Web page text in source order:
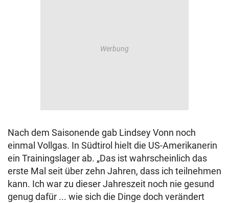
Nach dem Saisonende gab Lindsey Vonn noch
einmal Vollgas. In Südtirol hielt die US-Amerikanerin
ein Trainingslager ab. „Das ist wahrscheinlich das
erste Mal seit über zehn Jahren, dass ich teilnehmen
kann. Ich war zu dieser Jahreszeit noch nie gesund
genug dafür ... wie sich die Dinge doch verändert